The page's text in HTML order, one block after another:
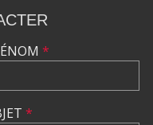
*
*